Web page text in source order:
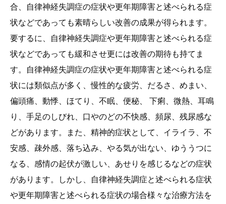
合、自律神経失調症の症状や更年期障害と述べられる症
状などであっても素晴らしい改善の成果が得られます。
要するに、自律神経失調症や更年期障害と述べられる症
状などであっても緩和させ更には改善の期待も持てま
す。自律神経失調症の症状や更年期障害と述べられる症
状には類似点が多く、慢性的な疲労、だるさ、めまい、
偏頭痛、動悸、ほてり、不眠、便秘、 下痢、微熱、耳鳴
り、手足のしびれ、口やのどの不快感、頻尿、残尿感な
どがあります。また、精神的症状として、イライラ、不
安感、疎外感、落ち込み、やる気が出ない、ゆううつに
なる、感情の起伏が激しい、あせりを感じるなどの症状
があります。しかし、自律神経失調症と述べられる症状
や更年期障害と述べられる症状の場合様々な治療方法を